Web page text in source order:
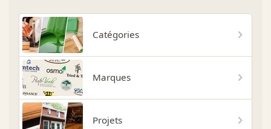
Catégories
Marques
Projets